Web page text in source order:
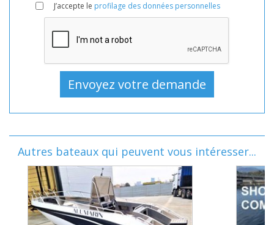
J’accepte le profilage des données personnelles
Autres bateaux qui peuvent vous intéresser...